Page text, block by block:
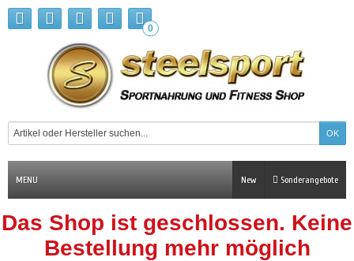
0
MENU Sonderangebote
New
Das Shop ist geschlossen. Keine
Bestellung mehr möglich